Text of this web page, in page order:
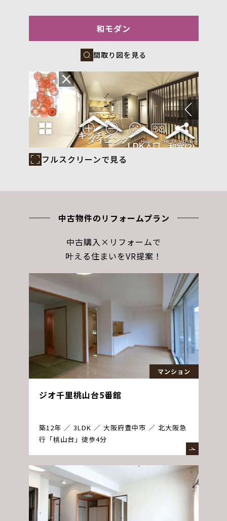
和モダン
間取り図を見る
フルスクリーンで見る
中古物件のリフォームプラン
中古購入×リフォームで
叶える住まいをVR提案！
マンション
ジオ千里桃山台5番館
築12年 3LDK 大阪府豊中市
北大阪急
行「桃山台」徒歩4分